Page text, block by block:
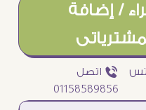
/ إضافة
ƒ اتصل
01158589856